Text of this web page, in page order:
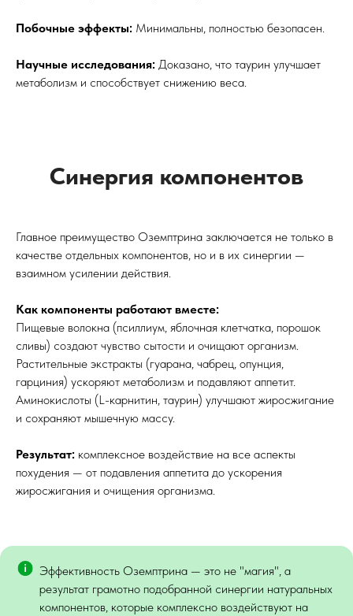
Побочные эффекты: Минимальны, полностью безопасен.
Научные исследования: Доказано, что таурин улучшает
метаболизм и способствует снижению веса.
Синергия компонентов
Главное преимущество Оземптрина заключается не только в
качестве отдельных компонентов, но и в их синергии —
взаимном усилении действия.
Как компоненты работают вместе:
Пищевые волокна (псиллиум, яблочная клетчатка, порошок
сливы) создают чувство сытости и очищают организм.
Растительные экстракты (гуарана, чабрец, опунция,
гарциния) ускоряют метаболизм и подавляют аппетит.
Аминокислоты (L-карнитин, таурин) улучшают жиросжигание
и сохраняют мышечную массу.
Результат: комплексное воздействие на все аспекты
похудения — от подавления аппетита до ускорения
жиросжигания и очищения организма.
Эффективность Оземптрина — это не "магия", а
результат грамотно подобранной синергии натуральных
компонентов, которые комплексно воздействуют на
Сертифицированный продукт
Оземптрин - для похудения